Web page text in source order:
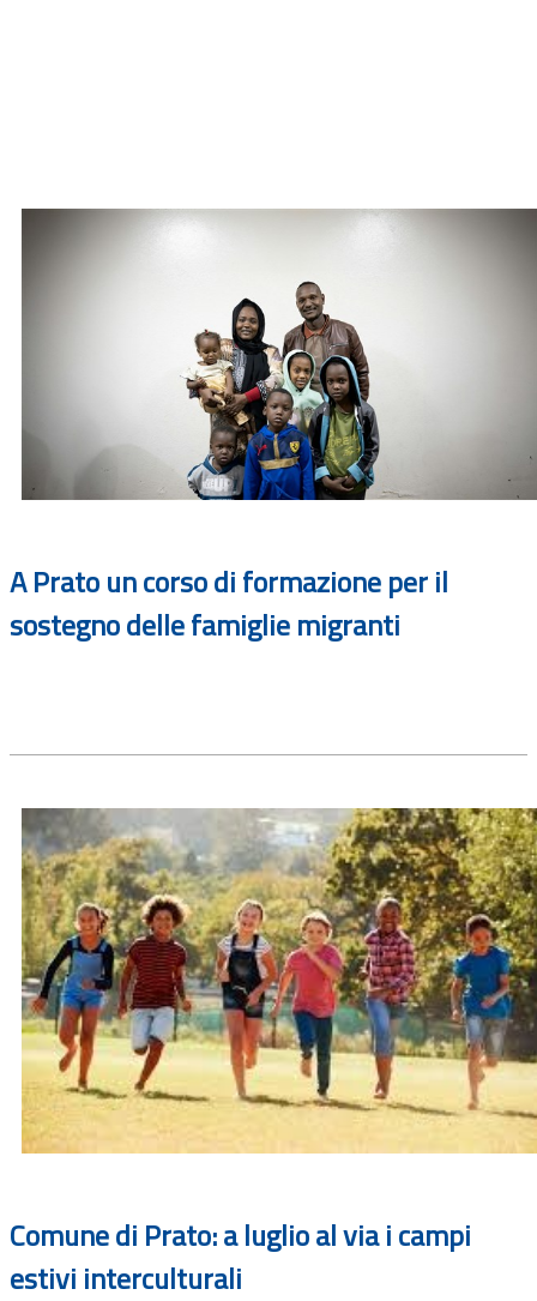
A Prato un corso di formazione per il
sostegno delle famiglie migranti
Comune di Prato: a luglio al via i campi
estivi interculturali